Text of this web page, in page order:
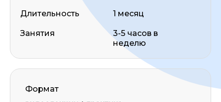
Длительность
Занятия
1 месяц
3-5 часов в
неделю
Формат